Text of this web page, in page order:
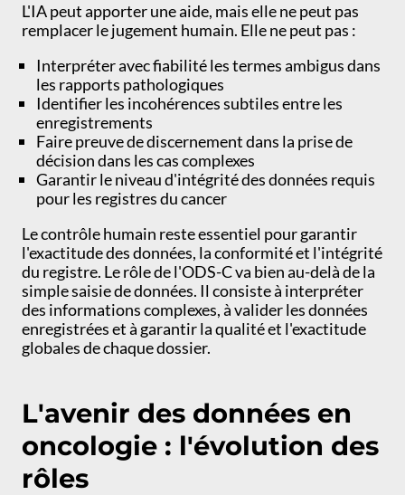
L'IA peut apporter une aide, mais elle ne peut pas
remplacer le jugement humain. Elle ne peut pas :
Interpréter avec fiabilité les termes ambigus dans
les rapports pathologiques
Identifier les incohérences subtiles entre les
enregistrements
Faire preuve de discernement dans la prise de
décision dans les cas complexes
Garantir le niveau d'intégrité des données requis
pour les registres du cancer
Le contrôle humain reste essentiel pour garantir
l'exactitude des données, la conformité et l'intégrité
du registre. Le rôle de l'ODS-C va bien au-delà de la
simple saisie de données. Il consiste à interpréter
des informations complexes, à valider les données
enregistrées et à garantir la qualité et l'exactitude
globales de chaque dossier.
L'avenir des données en
oncologie : l'évolution des
rôles